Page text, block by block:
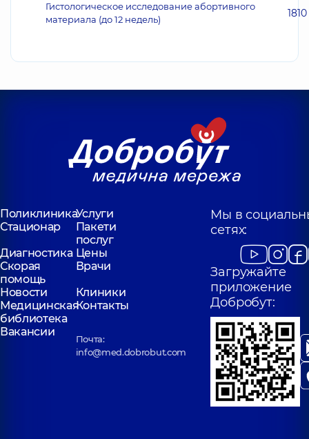
Гистологическое исследование абортивного
материала (до 12 недель)
1810
ПоликлиникаУслуги
Стационар
Пакети
послуг
Диагностика Цены
Скорая
помощь
Врачи
Новости
Клиники
Медицинская
библиотека
Контакты
Вакансии
Почта:
info@med.dobrobut.com
Мы в
сетях:
Загружайте
приложение
Добробут: